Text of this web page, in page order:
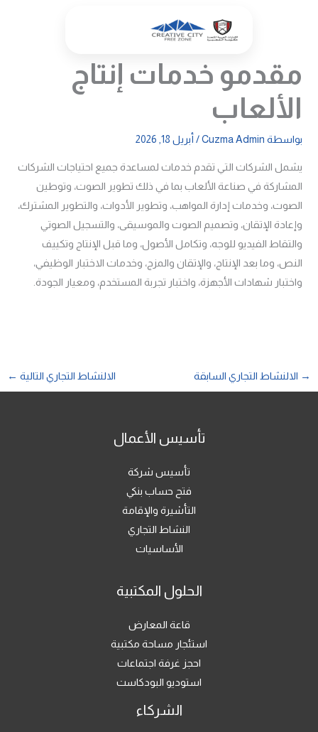
مقدمو خدمات إنتاج
الألعاب
بواسطة Cuzma Admin
/ أبريل 18, 2026
يشمل الشركات التي تقدم خدمات لمساعدة جميع احتياجات الشركات
المشاركة في صناعة الألعاب بما في ذلك تطوير الصوت، وتوطين
الصوت، وخدمات إدارة المواهب، وتطوير الأدوات، والتطوير المشترك،
وإعادة الإتقان، وتصميم الصوت والموسيقى، والتسجيل الصوتي
والتقاط الفيديو للوجه، وتكامل الأصول، وما قبل الإنتاج وتكييف
النص، وما بعد الإنتاج، والإتقان والمزج، وخدمات الاختبار الوظيفي،
واختبار شهادات الأجهزة، واختبار تجربة المستخدم، ومعيار الجودة.
→ الالنشاط التجاري السابقة الالنشاط التجاري التالية ←
تأسيس الأعمال
تأسيس شركة
فتح حساب بنكي
التأشيرة والإقامة
النشاط التجاري
الأساسيات
الحلول المكتبية
قاعة المعارض
استئجار مساحة مكتبية
احجز غرفة اجتماعات
استوديو البودكاست
الشركاء